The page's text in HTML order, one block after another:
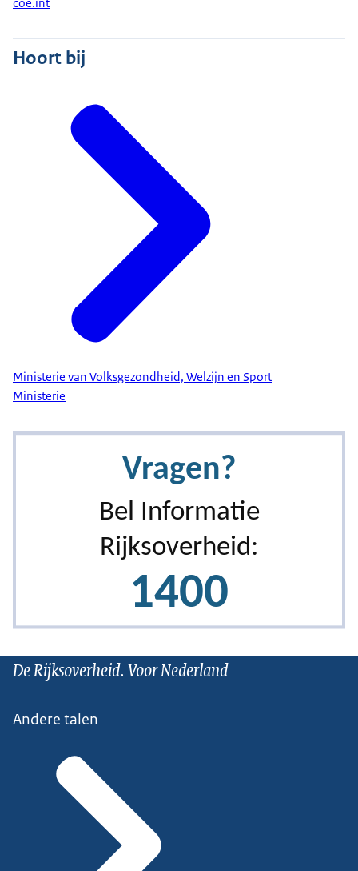
coe.int
Hoort bij
Ministerie van Volksgezondheid, Welzijn en Sport
Ministerie
De Rijksoverheid. Voor Nederland
Andere talen